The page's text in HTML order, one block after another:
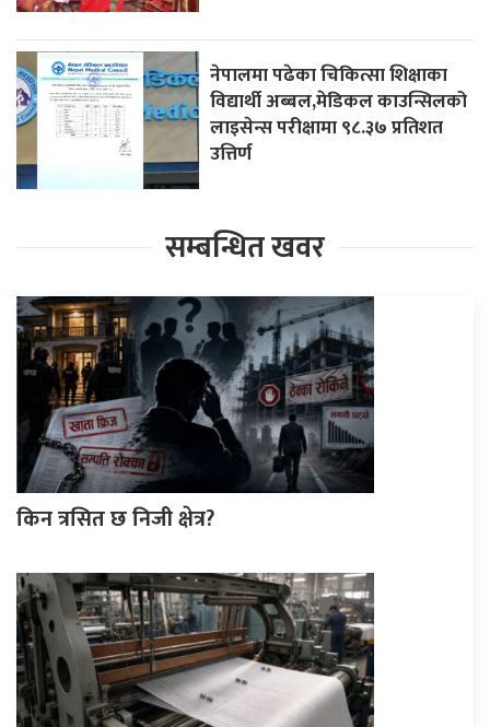
नेपालमा पढेका चिकित्सा शिक्षाका
विद्यार्थी अब्बल,मेडिकल काउन्सिलको
लाइसेन्स परीक्षामा ९८.३७ प्रतिशत
उत्तिर्ण
सम्बन्धित खवर
किन त्रसित छ निजी क्षेत्र?